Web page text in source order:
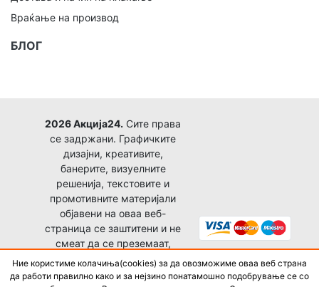
Враќање на производ
БЛОГ
2026 Акција24. Сите права
се задржани. Графичките
дизајни, креативите,
банерите, визуелните
решенија, текстовите и
промотивните материјали
објавени на оваа веб-
страница се заштитени и не
смеат да се преземаат,
копираат, преработуваат,
објавуваат или користат за
Ние користиме колачиња(cookies) за да овозможиме оваа веб страна
да работи правилно како и за нејзино понатамошно подобрување се со